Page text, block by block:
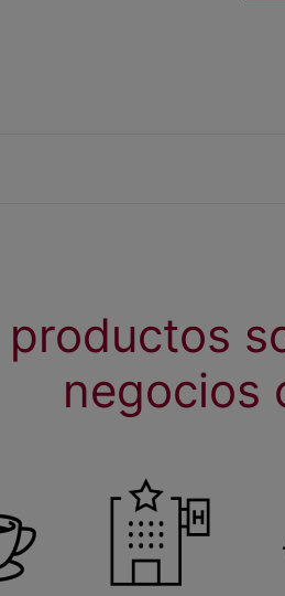
negocios